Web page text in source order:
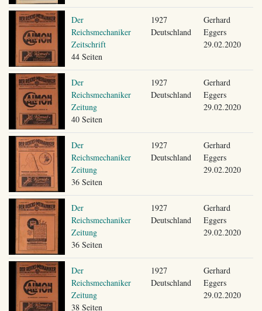
Der
Reichsmechaniker
Zeitschrift
44 Seiten
1927
Deutschland
Gerhard
Eggers
29.02.2020
Der
Reichsmechaniker
Zeitung
40 Seiten
1927
Deutschland
Gerhard
Eggers
29.02.2020
Der
Reichsmechaniker
Zeitung
36 Seiten
1927
Deutschland
Gerhard
Eggers
29.02.2020
Der
Reichsmechaniker
Zeitung
36 Seiten
1927
Deutschland
Gerhard
Eggers
29.02.2020
Der
Reichsmechaniker
Zeitung
38 Seiten
1927
Deutschland
Gerhard
Eggers
29.02.2020